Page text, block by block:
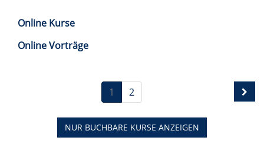
Online Kurse
Online Vorträge
1 2
NUR BUCHBARE KURSE ANZEIGEN